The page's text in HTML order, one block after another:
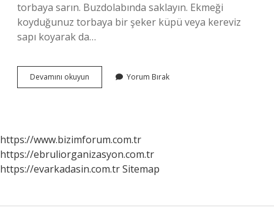
torbaya sarın. Buzdolabında saklayın. Ekmeği
koyduğunuz torbaya bir şeker küpü veya kereviz
sapı koyarak da…
Devamını okuyun
Saklama
Yorum Bırak
https://www.bizimforum.com.tr
https://ebruliorganizasyon.com.tr
https://evarkadasin.com.trSitemap